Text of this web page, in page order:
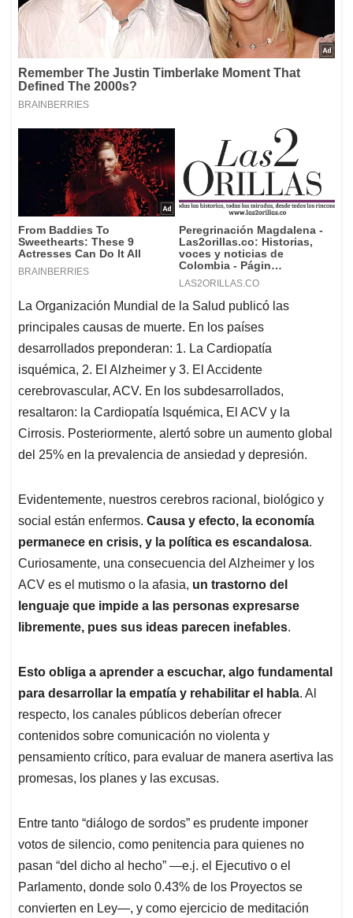
La Organización Mundial de la Salud publicó las
principales causas de muerte. En los países
desarrollados preponderan: 1. La Cardiopatía
isquémica, 2. El Alzheimer y 3. El Accidente
cerebrovascular, ACV. En los subdesarrollados,
resaltaron: la Cardiopatía Isquémica, El ACV y la
Cirrosis. Posteriormente, alertó sobre un aumento global
del 25% en la prevalencia de ansiedad y depresión.
Evidentemente, nuestros cerebros racional, biológico y
social están enfermos. Causa y efecto, la economía
permanece en crisis, y la política es escandalosa.
Curiosamente, una consecuencia del Alzheimer y los
ACV es el mutismo o la afasia, un trastorno del
lenguaje que impide a las personas expresarse
libremente, pues sus ideas parecen inefables.
Esto obliga a aprender a escuchar, algo fundamental
para desarrollar la empatía y rehabilitar el habla. Al
respecto, los canales públicos deberían ofrecer
contenidos sobre comunicación no violenta y
pensamiento crítico, para evaluar de manera asertiva las
promesas, los planes y las excusas.
Entre tanto “diálogo de sordos” es prudente imponer
votos de silencio, como penitencia para quienes no
pasan “del dicho al hecho” —e.j. el Ejecutivo o el
Parlamento, donde solo 0.43% de los Proyectos se
convierten en Ley—, y como ejercicio de meditación